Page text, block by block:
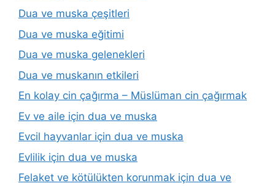
Dua ve muska çeşitleri
Dua ve muska eğitimi
Dua ve muska gelenekleri
Dua ve muskanın etkileri
En kolay cin çağırma – Müslüman cin çağırmak
Ev ve aile için dua ve muska
Evcil hayvanlar için dua ve muska
Evlilik için dua ve muska
Felaket ve kötülükten korunmak için dua ve